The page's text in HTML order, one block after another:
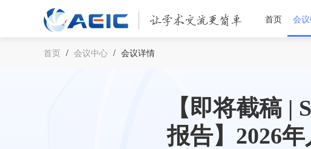
首页 会
首页 / 会议中心 / 会议详情
【即将截稿 |
报告】2026